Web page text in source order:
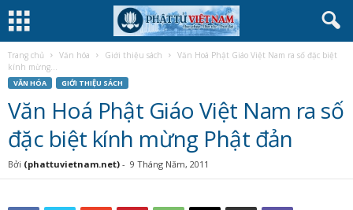
Trang chủ Văn hóa Giới thiệu sách
Văn Hoá Phật Giáo Việt Nam ra số đặc biệt
kính mừng...
VĂN HÓA GIỚI THIỆU SÁCH
Văn Hoá Phật Giáo Việt Nam ra số
đặc biệt kính mừng Phật đản
Bởi (phattuvietnam.net) - 9 Tháng Năm, 2011